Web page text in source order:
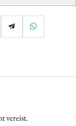
vereist.